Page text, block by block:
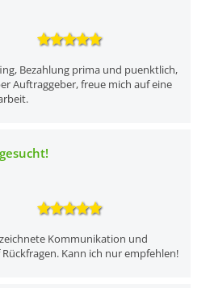
Bezahlung prima und puenktlich,
Auftraggeber, freue mich auf eine
Kommunikation und
Kann ich nur empfehlen!